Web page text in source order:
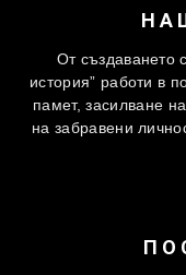
От създаването
история” работи в
памет, засилване
на забравени